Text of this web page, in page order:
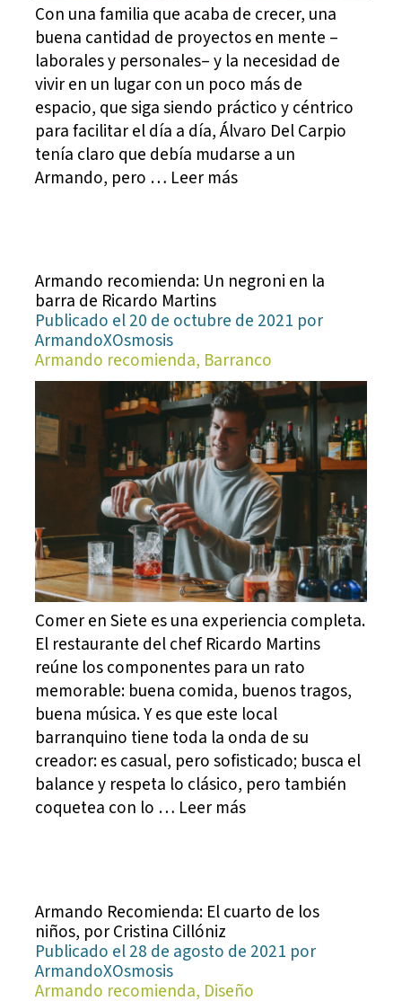
Con una familia que acaba de crecer, una
buena cantidad de proyectos en mente –
laborales y personales– y la necesidad de
vivir en un lugar con un poco más de
espacio, que siga siendo práctico y céntrico
para facilitar el día a día, Álvaro Del Carpio
tenía claro que debía mudarse a un
Armando, pero … Leer más
Armando recomienda: Un negroni en la
barra de Ricardo Martins
Publicado el 20 de octubre de 2021 por
ArmandoXOsmosis
Armando recomienda, Barranco
Comer en Siete es una experiencia completa.
El restaurante del chef Ricardo Martins
reúne los componentes para un rato
memorable: buena comida, buenos tragos,
buena música. Y es que este local
barranquino tiene toda la onda de su
creador: es casual, pero sofisticado; busca el
balance y respeta lo clásico, pero también
coquetea con lo … Leer más
Armando Recomienda: El cuarto de los
niños, por Cristina Cillóniz
Publicado el 28 de agosto de 2021 por
ArmandoXOsmosis
Armando recomienda, Diseño